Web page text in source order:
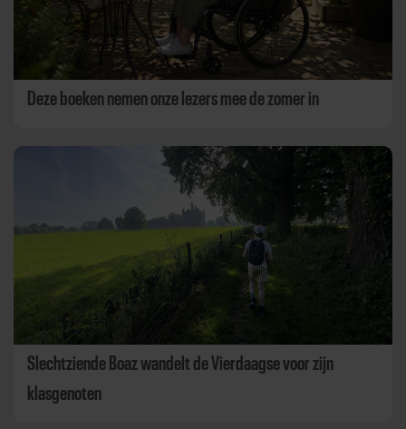
Deze boeken nemen onze lezers mee de zomer in
Slechtziende Boaz wandelt de Vierdaagse voor zijn
klasgenoten